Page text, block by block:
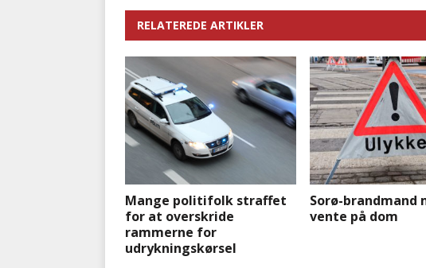
RELATEREDE ARTIKLER
Mange politifolk straffet
for at overskride
rammerne for
udrykningskørsel
Sorø-brandmand
vente på dom